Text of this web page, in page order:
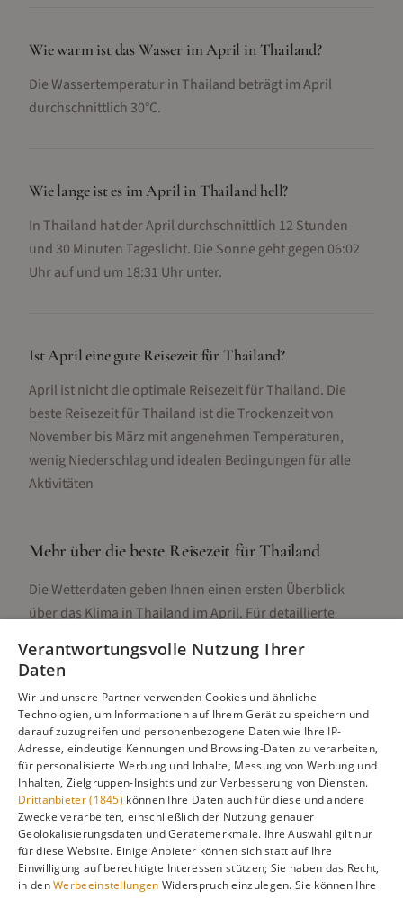
Wie warm ist das Wasser im April in Thailand?
Die Wassertemperatur in Thailand beträgt im April
durchschnittlich 30°C.
Wie lange ist es im April in Thailand hell?
In Thailand hat der April durchschnittlich 12 Stunden
und 30 Minuten Tageslicht. Die Sonne geht gegen 06:02
Uhr auf und um 18:31 Uhr unter.
Ist April eine gute Reisezeit für Thailand?
April ist nicht die optimale Reisezeit für Thailand. Die
beste Reisezeit für Thailand ist die Trockenzeit von
November bis März mit angenehmen Temperaturen,
wenig Niederschlag und idealen Bedingungen für alle
Aktivitäten
Mehr über die beste Reisezeit für Thailand
Die Wetterdaten geben Ihnen einen ersten Überblick
über das Klima inThailand imApril. Für detaillierte
Unterschieden, Aktivitäten und Reisetipps besuchen Sie
Alle Infos zur besten Reisezeit Thailand
Gefällt dir diese Seite? Teile sie auf Pinterest!
Auf Pinterest merken
Verantwortungsvolle Nutzung Ihrer
Daten
Wir und unsere Partner verwenden Cookies und ähnliche
Technologien, um Informationen auf Ihrem Gerät zu speichern und
darauf zuzugreifen und personenbezogene Daten wie Ihre IP-
Adresse, eindeutige Kennungen und Browsing-Daten zu verarbeiten,
für personalisierte Werbung und Inhalte, Messung von Werbung und
Inhalten, Zielgruppen-Insights und zur Verbesserung von Diensten.
Drittanbieter (1845) können Ihre Daten auch für diese und andere
Zwecke verarbeiten, einschließlich der Nutzung genauer
Geolokalisierungsdaten und Gerätemerkmale. Ihre Auswahl gilt nur
für diese Website. Einige Anbieter können sich statt auf Ihre
Einwilligung auf berechtigte Interessen stützen; Sie haben das Recht,
in denWerbeeinstellungen Widerspruch einzulegen. Sie können Ihre